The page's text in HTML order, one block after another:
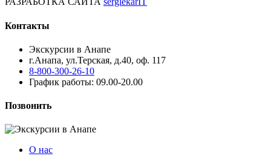
Контакты
Экскурсии в Анапе
г.Анапа, ул.Терская, д.40, оф. 117
8-800-300-26-10
График работы: 09.00-20.00
Позвонить
О нас